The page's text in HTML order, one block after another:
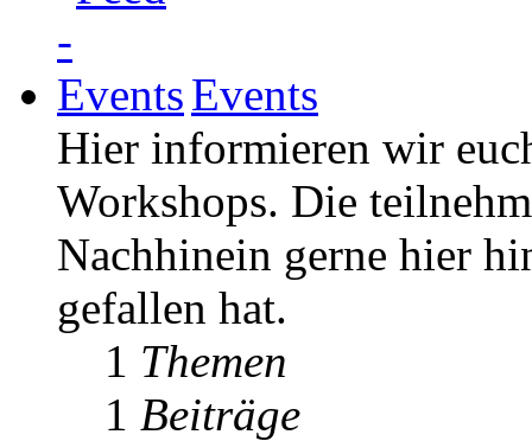
Events
Hier informieren wir
Workshops. Die
Nachhinein gerne hier
gefallen hat.
1 Themen
1 Beiträge